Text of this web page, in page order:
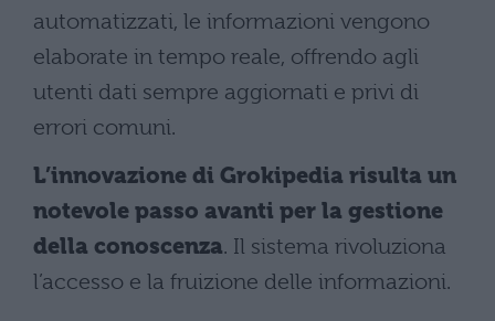
automatizzati, le informazioni vengono
elaborate in tempo reale, offrendo agli
utenti dati sempre aggiornati e privi di
errori comuni.
L’innovazione di Grokipedia risulta un
notevole passo avanti per la gestione
della conoscenza. Il sistema rivoluziona
l’accesso e la fruizione delle informazioni.